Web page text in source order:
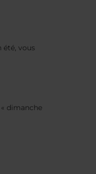
été, vous
dimanche